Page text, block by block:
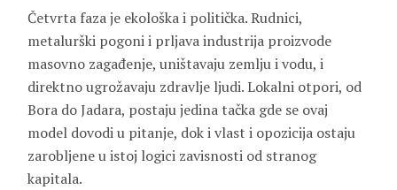
Četvrta faza je ekološka i politička. Rudnici,
metalurški pogoni i prljava industrija proizvode
masovno zagađenje, uništavaju zemlju i vodu, i
direktno ugrožavaju zdravlje ljudi. Lokalni otpori, od
Bora do Jadara, postaju jedina tačka gde se ovaj
model dovodi u pitanje, dok i vlast i opozicija ostaju
zarobljene u istoj logici zavisnosti od stranog
kapitala.